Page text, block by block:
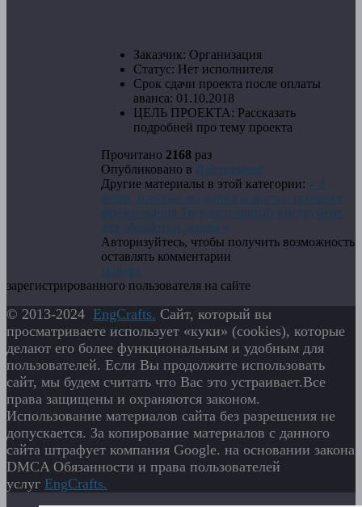
Заказчик: Организация
Статус: Нет исполнителя
Срок сдачи проекта после оплаты
аванса: 01.10.2018
ЦЕЛЬ ПРОЕКТА: Рассказать
подробней про тему проекта
Прочитано 2168раз
Опубликовано в Инструмент
Другие материалы в этой категории: « 4
вещи, которые вы должны знать о процессе
фрезерования Твердосплавный инструмент
для обработки дерева »
Авторизуйтесь, чтобы получить возможность
оставлять комментарии
Наверх
зарегистрированного пользователя на сайте
© 2013-2024 EngСrafts. Сайт, который вы
просматриваете использует «куки» (cookies), которые
делают его более функциональным и удобным для
пользователей. Если Вы продолжите использовать
сайт, мы будем считать что Вас это устраивает.Все
права защищены и охраняются законом.
Использование материалов сайта без разрешения не
допускается. За копирование материалов с данного
сайта штрафует компания Google. на основании закона
DMCA Обязанности и права пользователей
услуг EngСrafts.